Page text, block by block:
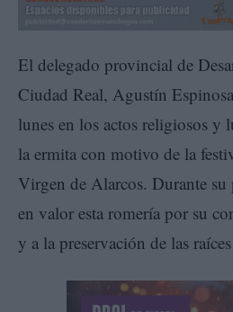
El delegado provincial de
Ciudad Real, Agustín
lunes en los actos religiosos y
la ermita con motivo de la
Virgen de Alarcos. Durante su
en valor esta romería por su
y a la preservación de las